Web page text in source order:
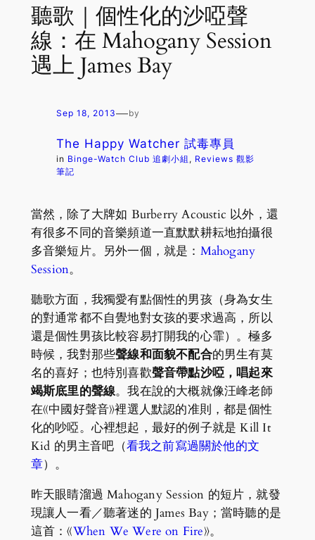
聽歌｜個性化的沙啞聲
線：在 Mahogany Session
遇上 James Bay
Sep 18, 2013—by
The Happy Watcher 試毒專員
in Binge-Watch Club 追劇小組 , Reviews 觀影
筆記
當然，除了大牌如 Burberry Acoustic 以外，還
有很多不同的音樂頻道一直默默耕耘地拍攝很
多音樂短片。另外一個，就是： Mahogany
Session。
聽歌方面，我獨愛有點個性的男孩（身為女生
的對通常都不自覺地對女孩的要求過高，所以
還是個性男孩比較容易打開我的心霏）。極多
時候，我對那些聲線和面貌不配合的男生有莫
名的喜好；也特別喜歡聲音帶點沙啞，唱起來
竭斯底里的聲線。我在說的大概就像汪峰老師
在《中國好聲音》裡選人默認的准則，都是個性
化的吵啞。心裡想起，最好的例子就是 Kill It
Kid 的男主音吧（看我之前寫過關於他的文
章）。
昨天眼睛溜過 Mahogany Session 的短片，就發
現讓人一看／聽著迷的 James Bay；當時聽的是
這首：《When We Were on Fire》。